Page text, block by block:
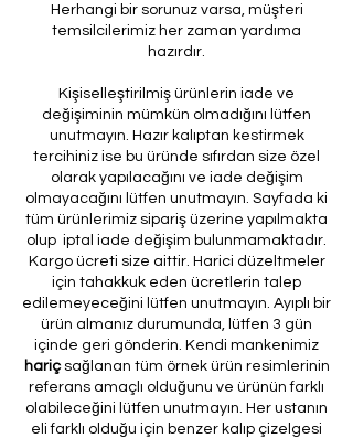
Herhangi bir sorunuz varsa, müşteri
temsilcilerimiz her zaman yardıma
hazırdır.
Kişiselleştirilmiş ürünlerin iade ve
değişiminin mümkün olmadığını lütfen
unutmayın. Hazır kalıptan kestirmek
tercihiniz ise bu üründe sıfırdan size özel
olarak yapılacağını ve iade değişim
olmayacağını lütfen unutmayın. Sayfada ki
tüm ürünlerimiz sipariş üzerine yapılmakta
olup iptal iade değişim bulunmamaktadır.
Kargo ücreti size aittir. Harici düzeltmeler
için tahakkuk eden ücretlerin talep
edilemeyeceğini lütfen unutmayın. Ayıplı bir
ürün almanız durumunda, lütfen 3 gün
içinde geri gönderin. Kendi mankenimiz
hariçsağlanan tüm örnek ürün resimlerinin
referans amaçlı olduğunu ve ürünün farklı
olabileceğini lütfen unutmayın. Her ustanın
eli farklı olduğu için benzer kalıp çizelgesi